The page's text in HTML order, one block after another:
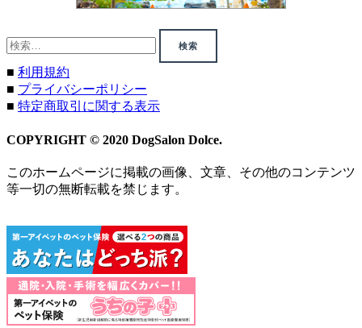
検
索:
■ 利用規約
■ プライバシーポリシー
■ 特定商取引に関する表示
COPYRIGHT © 2020 DogSalon Dolce.
このホームページに掲載の画像、文章、その他のコンテンツ
等一切の無断転載を禁じます。